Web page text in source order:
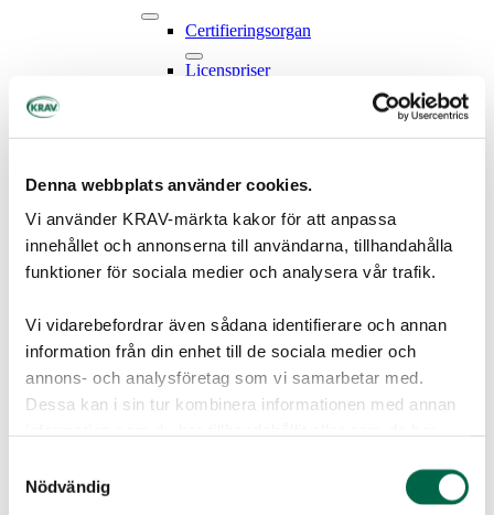
Denna webbplats använder cookies.
Vi använder KRAV-märkta kakor för att anpassa
innehållet och annonserna till användarna, tillhandahålla
funktioner för sociala medier och analysera vår trafik.
Vi vidarebefordrar även sådana identifierare och annan
information från din enhet till de sociala medier och
annons- och analysföretag som vi samarbetar med.
Dessa kan i sin tur kombinera informationen med annan
Nödvändig
Certifieringsorgan
Licenspriser
Använd KRAVs namn och märke utan
Stöd och verktyg
Marknadsföring
Ladda ner KRAVs logotyper / märken
Beställ märkmaterial via Pacsystem
Beställ material i KRAVs webbshop
Varumärkesmanual
Nytt konsumentdirektiv stärker KRAV